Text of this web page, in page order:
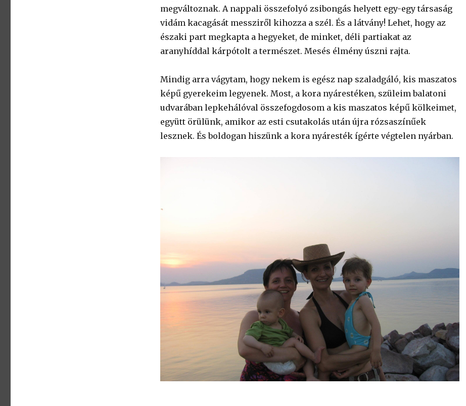
megváltoznak. A nappali összefolyó zsibongás helyett egy-egy társaság
vidám kacagását messziről kihozza a szél. És a látvány! Lehet, hogy az
északi part megkapta a hegyeket, de minket, déli partiakat az
aranyhíddal kárpótolt a természet. Mesés élmény úszni rajta.
Mindig arra vágytam, hogy nekem is egész nap szaladgáló, kis maszatos
képű gyerekeim legyenek. Most, a kora nyárestéken, szüleim balatoni
udvarában lepkehálóval összefogdosom a kis maszatos képű kölkeimet,
együtt örülünk, amikor az esti csutakolás után újra rózsaszínűek
lesznek. És boldogan hiszünk a kora nyáresték ígérte végtelen nyárban.